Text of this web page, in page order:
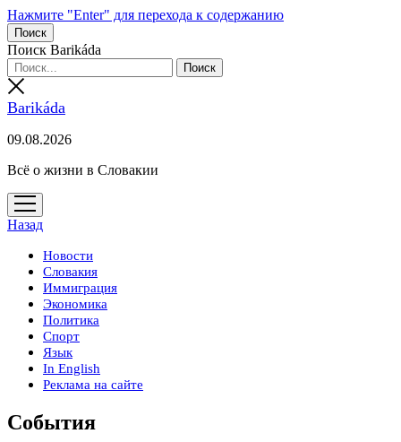
Нажмите "Enter" для перехода к содержанию
Поиск
Поиск Barikáda
Barikáda
09.08.2026
Всё о жизни в Словакии
открыть
меню
Назад
Новости
Словакия
Иммиграция
Экономика
Политика
Спорт
Язык
In English
Реклама на сайте
События